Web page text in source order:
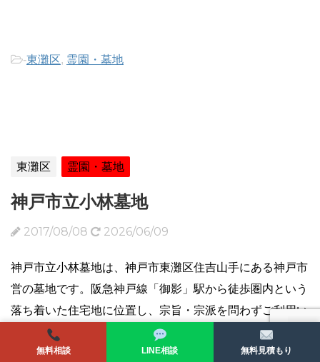
-東灘区, 霊園・墓地
東灘区 霊園・墓地
神戸市立小林墓地
2017/08/08 2026/06/09
神戸市立小林墓地は、神戸市東灘区住吉山手にある神戸市
営の墓地です。阪急神戸線「御影」駅から徒歩圏内という
落ち着いた住宅地に位置し、宗旨・宗派を問わずご利用い
ただけます。灘石材は地元・神戸の石材店として、当墓地
での新規建立から墓石のリフォーム、墓じまい、戒名彫り
無料相談 LINE相談 無料見積もり